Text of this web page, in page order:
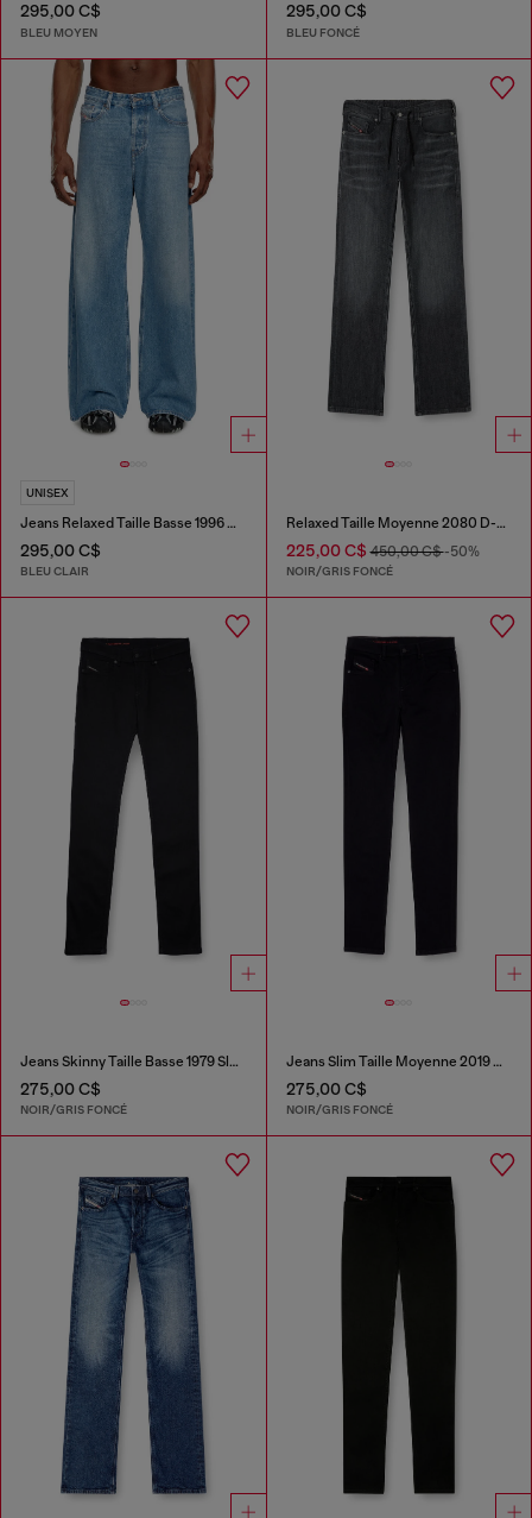
295,00 C$
BLEU MOYEN
295,00 C$
BLEU FONCÉ
UNISEX
Jeans Relaxed Taille Basse 1996 D-Sire
295,00 C$
BLEU CLAIR
Relaxed Taille Moyenne 2080 D-Reel Joggjeans®
225,00 C$450,00 C$-50%
NOIR/GRIS FONCÉ
Jeans Skinny Taille Basse 1979 Sleenker
275,00 C$
NOIR/GRIS FONCÉ
Jeans Slim Taille Moyenne 2019 D-Strukt
275,00 C$
NOIR/GRIS FONCÉ